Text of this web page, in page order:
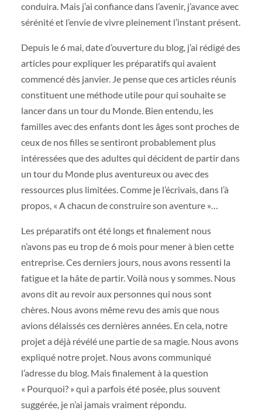
conduira. Mais j’ai confiance dans l’avenir, j’avance avec
sérénité et l’envie de vivre pleinement l’instant présent.
Depuis le 6 mai, date d’ouverture du blog, j’ai rédigé des
articles pour expliquer les préparatifs qui avaient
commencé dès janvier. Je pense que ces articles réunis
constituent une méthode utile pour qui souhaite se
lancer dans un tour du Monde. Bien entendu, les
familles avec des enfants dont les âges sont proches de
ceux de nos filles se sentiront probablement plus
intéressées que des adultes qui décident de partir dans
un tour du Monde plus aventureux ou avec des
ressources plus limitées. Comme je l’écrivais, dans l’à
propos, « A chacun de construire son aventure »…
Les préparatifs ont été longs et finalement nous
n’avons pas eu trop de 6 mois pour mener à bien cette
entreprise. Ces derniers jours, nous avons ressenti la
fatigue et la hâte de partir. Voilà nous y sommes. Nous
avons dit au revoir aux personnes qui nous sont
chères. Nous avons même revu des amis que nous
avions délaissés ces dernières années. En cela, notre
projet a déjà révélé une partie de sa magie. Nous avons
expliqué notre projet. Nous avons communiqué
l’adresse du blog. Mais finalement à la question
« Pourquoi? » qui a parfois été posée, plus souvent
suggérée, je n’ai jamais vraiment répondu.